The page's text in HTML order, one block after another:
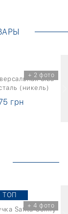
+ 2 фото
Siba
(никель)
грн
TOП
+ 4 фото
Safita Comfy